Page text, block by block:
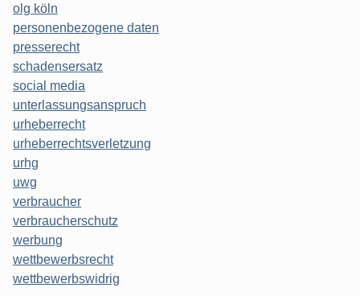
olg köln
personenbezogene daten
presserecht
schadensersatz
social media
unterlassungsanspruch
urheberrecht
urheberrechtsverletzung
urhg
uwg
verbraucher
verbraucherschutz
werbung
wettbewerbsrecht
wettbewerbswidrig